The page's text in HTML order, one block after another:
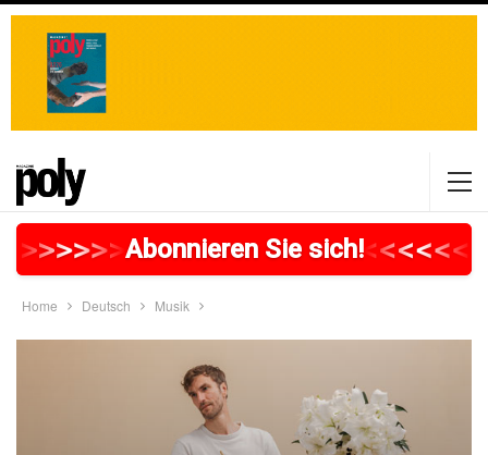
>>>>>>>>>>>>>>>>>
Abonnieren Sie sich!<<<<<<<
Home Deutsch Musik